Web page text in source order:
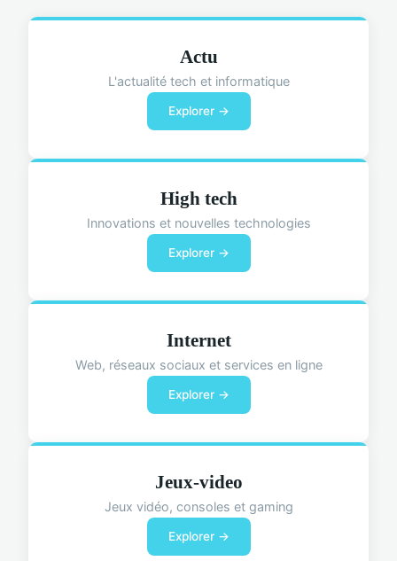
Actu
L'actualité tech et informatique
Explorer →
High tech
Innovations et nouvelles technologies
Explorer →
Internet
Web, réseaux sociaux et services en ligne
Explorer →
Jeux-video
Jeux vidéo, consoles et gaming
Explorer →